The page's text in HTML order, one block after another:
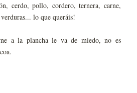
cerdo, pollo, cordero, ternera, carne,
lo que queráis!
a la plancha le va de miedo, no es